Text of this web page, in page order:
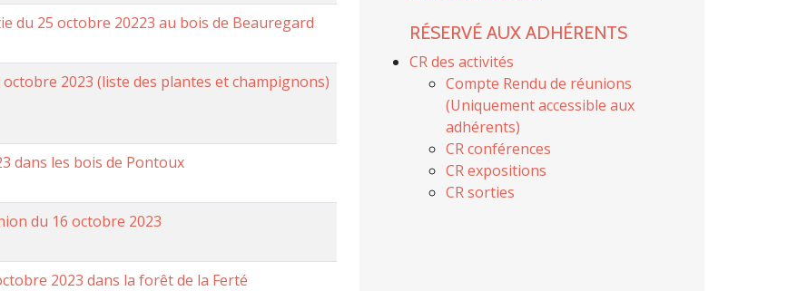
du 25 octobre 20223 au bois de Beauregard
octobre 2023 (liste des plantes et champignons)
dans les bois de Pontoux
du 16 octobre 2023
2023 dans la forêt de la Ferté
RÉSERVÉ AUX ADHÉRENTS
CR des activités
Compte Rendu de réunions
(Uniquement accessible aux
adhérents)
CR conférences
CR expositions
CR sorties